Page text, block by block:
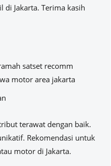
Jakarta. Terima kasih
satset recomm
motor area jakarta
terawat dengan baik.
Rekomendasi untuk
motor di Jakarta.